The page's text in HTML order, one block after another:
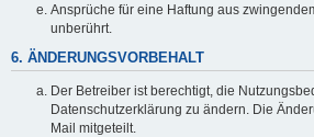
Ansprüche für eine Haftung aus
unberührt.
6. ÄNDERUNGSVORBEHALT
Der Betreiber ist berechtigt, die
Datenschutzerklärung zu ändern. Die
Mail mitgeteilt.